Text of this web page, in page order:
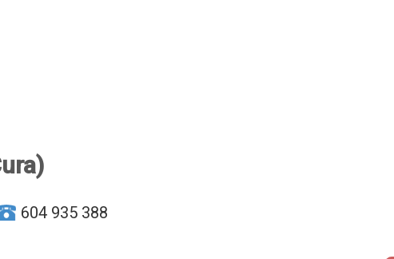
604 935 388